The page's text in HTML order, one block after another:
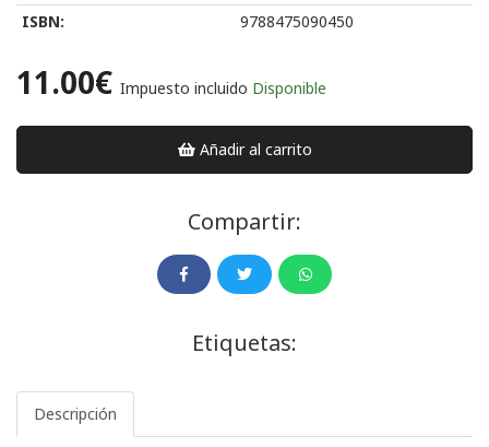
ISBN:
9788475090450
11.00€ Impuesto incluido Disponible
Añadir al carrito
Compartir:
Etiquetas:
Descripción